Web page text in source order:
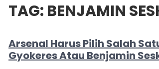
TAG: BENJAMIN
Arsenal Harus Pilih Salah
Gyokeres Atau Benjamin